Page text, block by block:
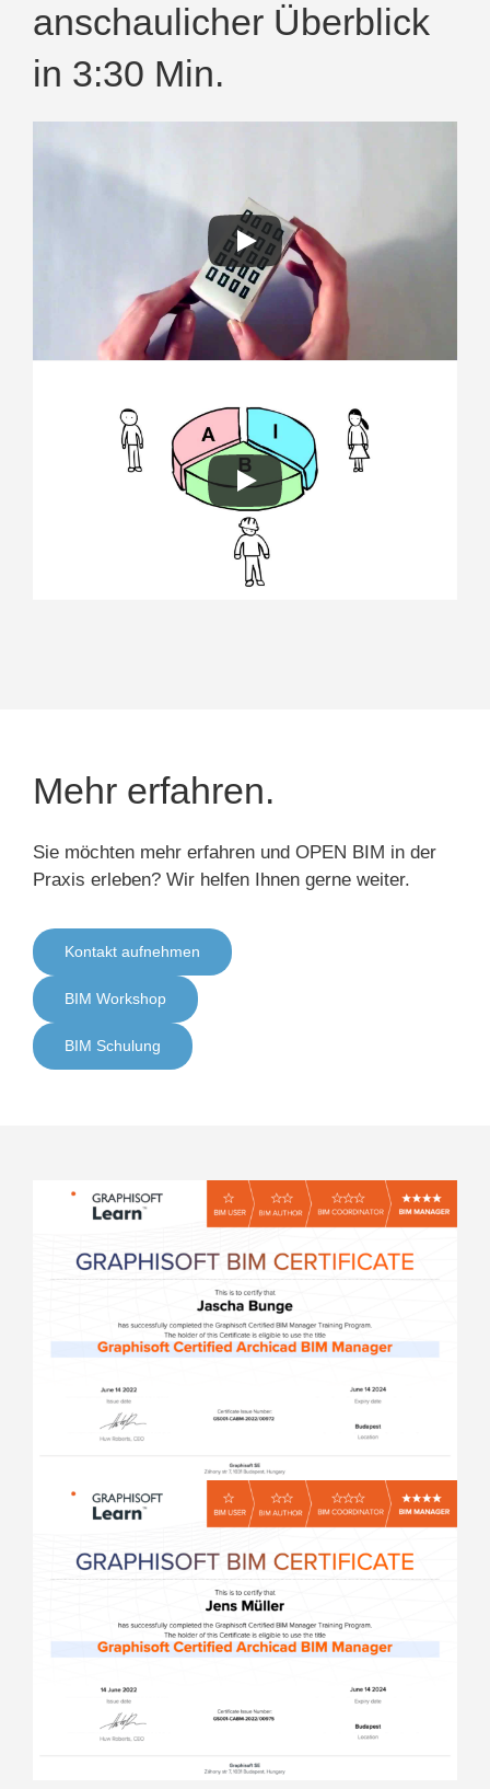
anschaulicher Überblick
in 3:30 Min.
Mehr erfahren.
Sie möchten mehr erfahren und OPEN BIM in der
Praxis erleben? Wir helfen Ihnen gerne weiter.
Kontakt aufnehmen
BIM Workshop
BIM Schulung